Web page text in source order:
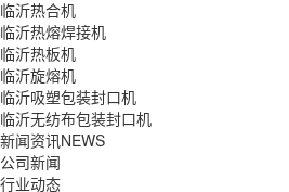
临沂热合机
临沂热熔焊接机
临沂热板机
临沂旋熔机
临沂吸塑包装封口机
临沂无纺布包装封口机
新闻资讯NEWS
公司新闻
行业动态